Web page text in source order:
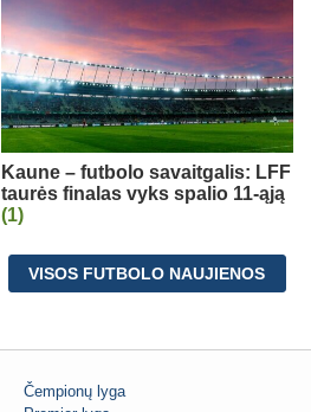
Kaune – futbolo savaitgalis: LFF
taurės finalas vyks spalio 11-ąją
(1)
VISOS FUTBOLO NAUJIENOS
Čempionų lyga